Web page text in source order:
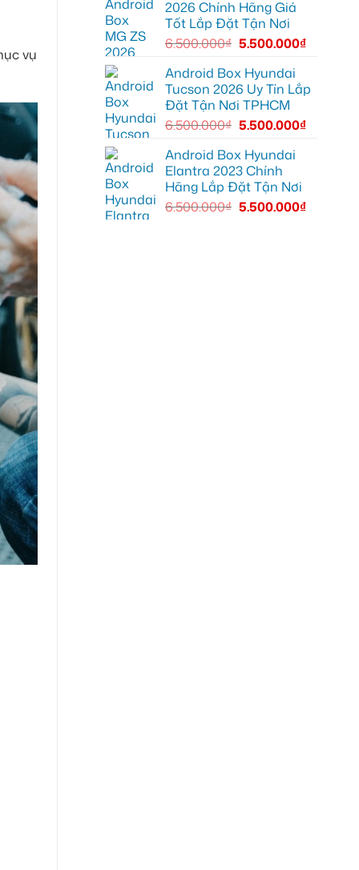
vụ
2026 Chính Hãng Giá
Tốt Lắp Đặt Tận Nơi
6.500.000₫ 5.500.000₫
Android Box Hyundai
Tucson 2026 Uy Tín Lắp
Đặt Tận Nơi TPHCM
6.500.000₫ 5.500.000₫
Android Box Hyundai
Elantra 2023 Chính
Hãng Lắp Đặt Tận Nơi
6.500.000₫ 5.500.000₫